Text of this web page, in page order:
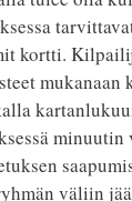
kortti.
väliin